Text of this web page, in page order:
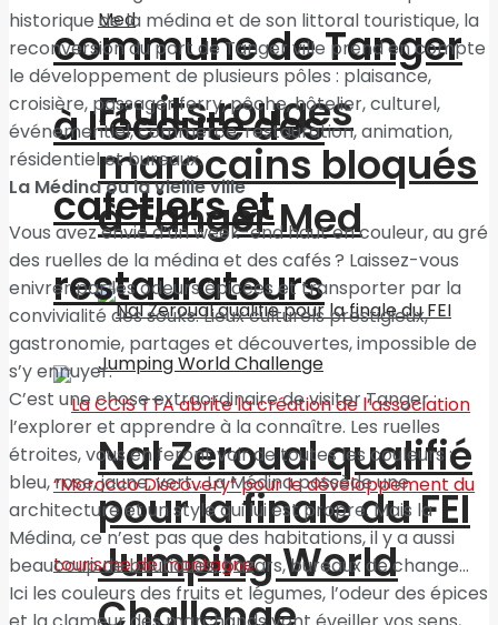
Fruits rouges
marocains bloqués
à Tanger Med
Nal Zeroual qualifié
pour la finale du FEI
Jumping World
commune de Tanger
à l’écoute des
cafetiers et
restaurateurs
historique de la médina et de son littoral touristique, la
reconversion du port de Tanger ville prend en compte
le développement de plusieurs pôles : plaisance,
croisière, passager ferry, pêche, hôtelier, culturel,
événementiel, commerce, restauration, animation,
résidentiel et bureaux.
La Médina ou la vieille ville
Vous avez envie d’un week-end haut en couleur, au gré
des ruelles de la médina et des cafés ? Laissez-vous
enivrer par les odeurs épicées et transporter par la
convivialité des souks. Lieux culturels prestigieux,
gastronomie, partages et découvertes, impossible de
s’y ennuyer.
C’est une chose extraordinaire de visiter Tanger :
l’explorer et apprendre à la connaître. Les ruelles
étroites, vous en feront voir de toutes les couleurs :
bleu, rose, jaune, vert… La Médina possède une
architecture et un style qui lui est propre. Mais la
Médina, ce n’est pas que des habitations, il y a aussi
beaucoup de boutiques, bazars, bureaux de change…
Ici les couleurs des fruits et légumes, l’odeur des épices